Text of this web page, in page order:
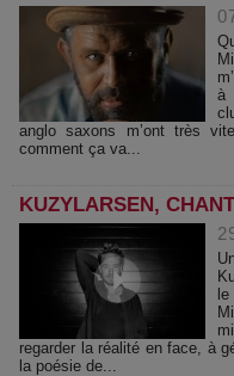
à
anglo saxons m’ont très
comment ça va...
KUZYLARSEN,
regarder la réalité en face, à
la poésie de...